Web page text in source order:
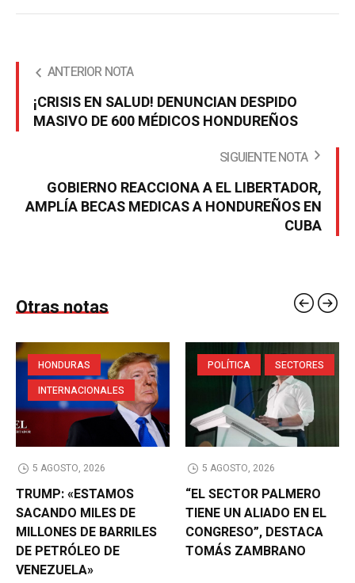
ANTERIOR NOTA
¡CRISIS EN SALUD! DENUNCIAN DESPIDO
MASIVO DE 600 MÉDICOS HONDUREÑOS
SIGUIENTE NOTA
GOBIERNO REACCIONA A EL LIBERTADOR,
AMPLÍA BECAS MEDICAS A HONDUREÑOS EN
CUBA
Otras notas
HONDURAS
INTERNACIONALES
5 AGOSTO, 2026
TRUMP: «ESTAMOS
SACANDO MILES DE
MILLONES DE BARRILES
DE PETRÓLEO DE
VENEZUELA»
POLÍTICA SECTORES
5 AGOSTO, 2026
“EL SECTOR PALMERO
TIENE UN ALIADO EN EL
CONGRESO”, DESTACA
TOMÁS ZAMBRANO